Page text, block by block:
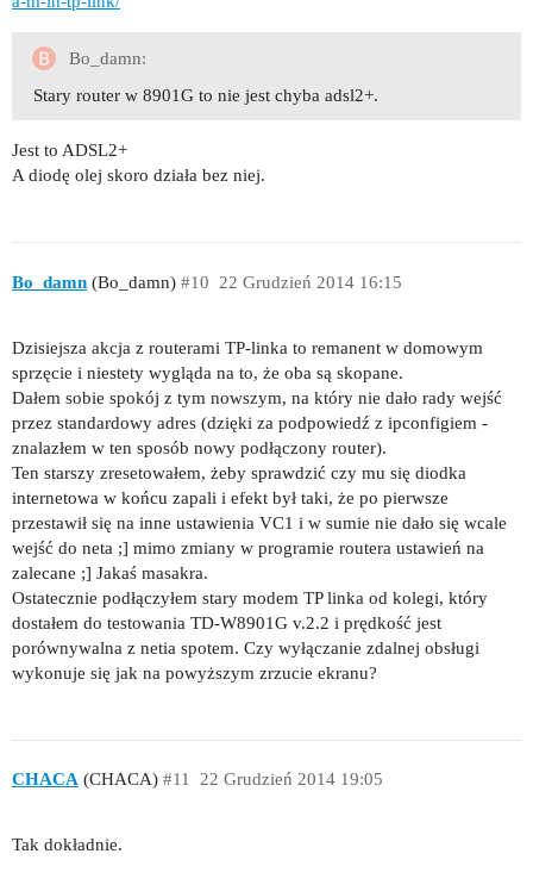
Bo_damn:
Stary router w 8901G to nie jest chyba adsl2+.
Jest to ADSL2+
A diodę olej skoro działa bez niej.
Bo_damn (Bo_damn) 22 Grudzień 2014 16:15
#10
Dzisiejsza akcja z routerami TP-linka to remanent w domowym
sprzęcie i niestety wygląda na to, że oba są skopane.
Dałem sobie spokój z tym nowszym, na który nie dało rady wejść
przez standardowy adres (dzięki za podpowiedź z ipconfigiem -
znalazłem w ten sposób nowy podłączony router).
Ten starszy zresetowałem, żeby sprawdzić czy mu się diodka
internetowa w końcu zapali i efekt był taki, że po pierwsze
przestawił się na inne ustawienia VC1 i w sumie nie dało się wcale
wejść do neta ;] mimo zmiany w programie routera ustawień na
zalecane ;] Jakaś masakra.
Ostatecznie podłączyłem stary modem TP linka od kolegi, który
dostałem do testowania TD-W8901G v.2.2 i prędkość jest
porównywalna z netia spotem. Czy wyłączanie zdalnej obsługi
wykonuje się jak na powyższym zrzucie ekranu?
CHACA (CHACA) 22 Grudzień 2014 19:05
#11
Tak dokładnie.